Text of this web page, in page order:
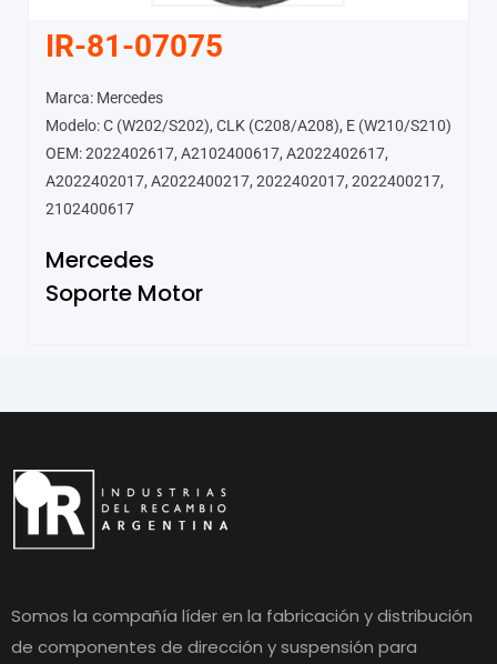
IR-81-07075
Marca: Mercedes
Modelo: C (W202/S202), CLK (C208/A208), E (W210/S210)
OEM: 2022402617, A2102400617, A2022402617,
A2022402017, A2022400217, 2022402017, 2022400217,
2102400617
Mercedes
Soporte Motor
Somos la compañía líder en la fabricación y distribución
de componentes de dirección y suspensión para